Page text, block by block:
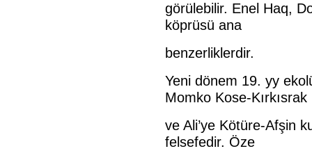
görülebilir. Enel Haq,
köprüsü ana
benzerliklerdir.
Yeni dönem 19. yy
Momko Kose-Kırkısrak
ve Ali’ye Kötüre-Afşin
felsefedir. Öze